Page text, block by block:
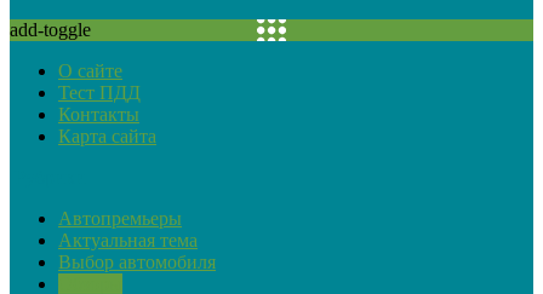
add-toggle
О сайте
Тест ПДД
Контакты
Карта сайта
Автопремьеры
Актуальная тема
Выбор автомобиля